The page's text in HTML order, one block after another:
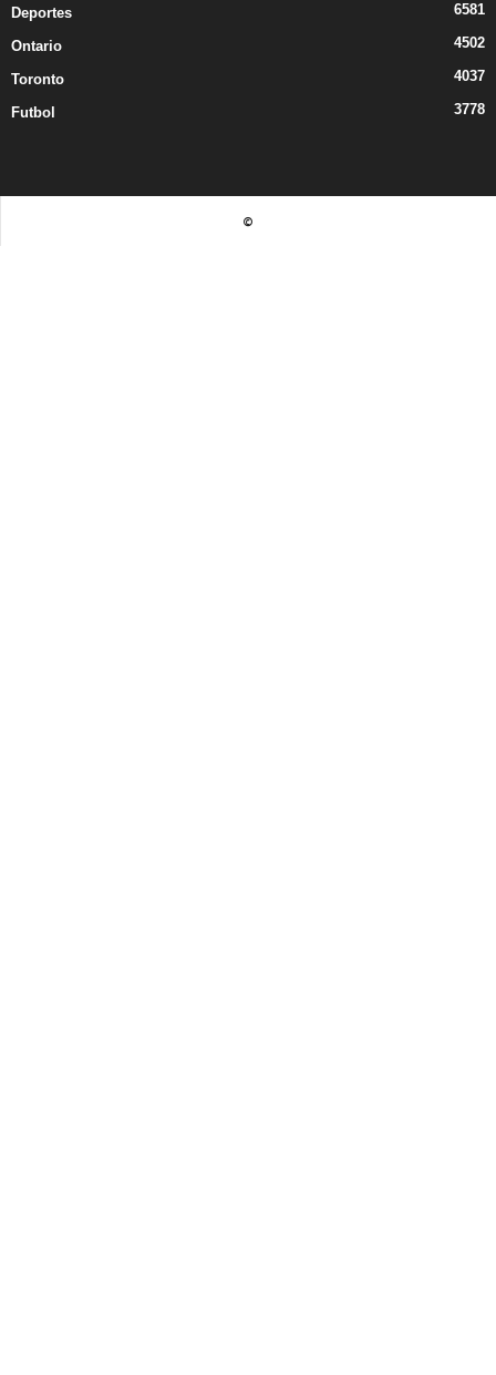
Deportes 6581
Ontario 4502
Toronto 4037
Futbol 3778
©